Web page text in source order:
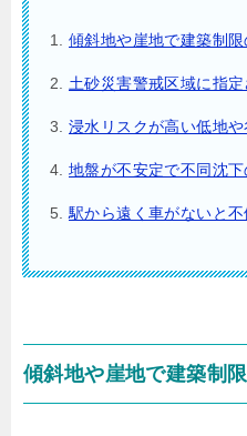
傾斜地や崖地で建築制
土砂災害警戒区域に指
浸水リスクが高い低地
地盤が不安定で不同沈
駅から遠く車がないと
傾斜地や崖地で建築制